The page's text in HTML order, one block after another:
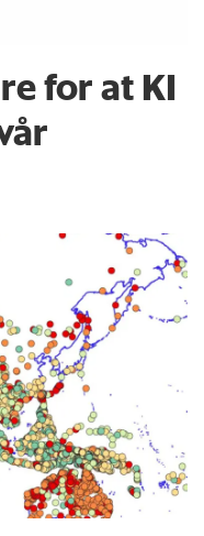
for at KI